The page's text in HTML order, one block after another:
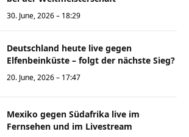
30. June, 2026 – 18:29
Deutschland heute live gegen
Elfenbeinküste – folgt der nächste Sieg?
20. June, 2026 – 17:47
Mexiko gegen Südafrika live im
Fernsehen und im Livestream